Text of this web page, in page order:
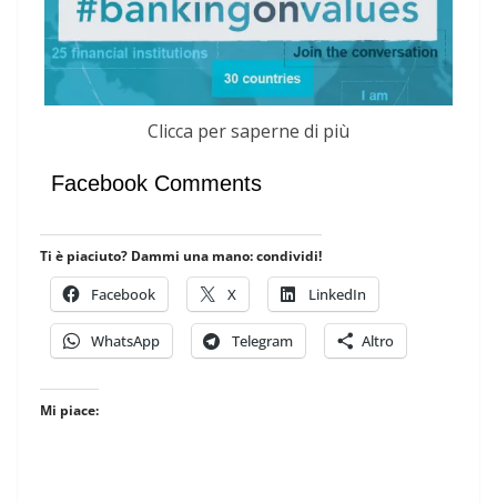
Clicca per saperne di più
Facebook Comments
Ti è piaciuto? Dammi una mano: condividi!
Facebook X LinkedIn
WhatsApp Telegram Altro
Mi piace: